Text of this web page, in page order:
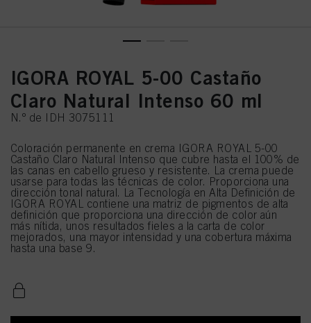
IGORA ROYAL 5-00 Castaño
Claro Natural Intenso 60 ml
N.º de IDH 3075111
Coloración permanente en crema IGORA ROYAL 5-00
Castaño Claro Natural Intenso que cubre hasta el 100% de
las canas en cabello grueso y resistente. La crema puede
usarse para todas las técnicas de color. Proporciona una
dirección tonal natural. La Tecnología en Alta Definición de
IGORA ROYAL contiene una matriz de pigmentos de alta
definición que proporciona una dirección de color aún
más nítida, unos resultados fieles a la carta de color
mejorados, una mayor intensidad y una cobertura máxima
hasta una base 9.